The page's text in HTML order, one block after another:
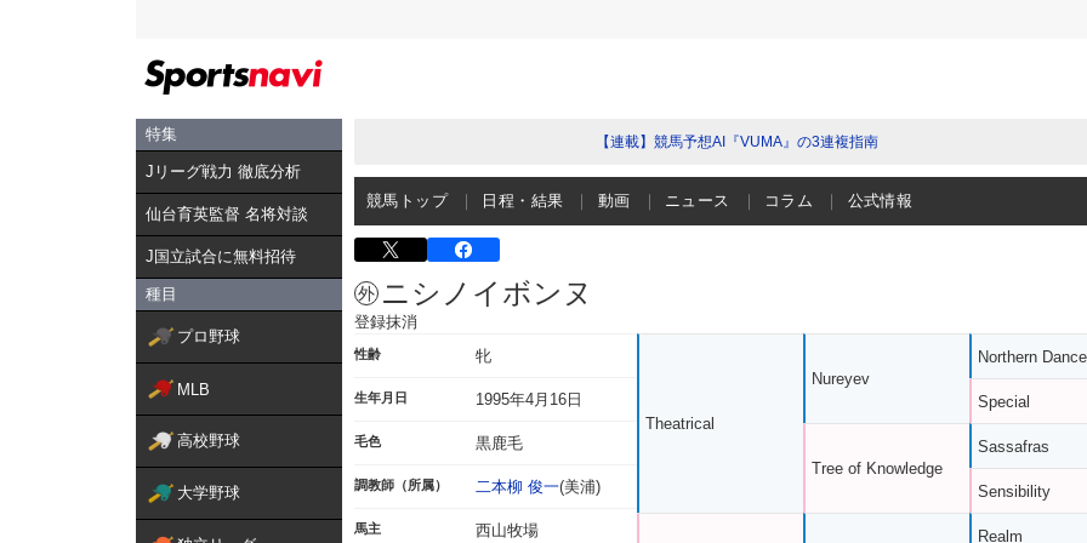
特集
Jリーグ戦力 徹底分析
仙台育英監督 名将対談
J国立試合に無料招待
種目
プロ野球
MLB
高校野球
大学野球
【連載】競馬予想AI『VUMA』の3連複指南
競馬トップ 日程・結果 動画 ニュース コラム 公式情報
ニシノイボンヌ
登録抹消
性齢 牝
生年月日 1995年4月16日
毛色 黒鹿毛
調教師（所属） 二本柳 俊一(美浦)
馬主 西山牧場
Theatrical
Nureyev
Tree of Knowledge
Northern
Special
Sassafras
Sensibility
Realm